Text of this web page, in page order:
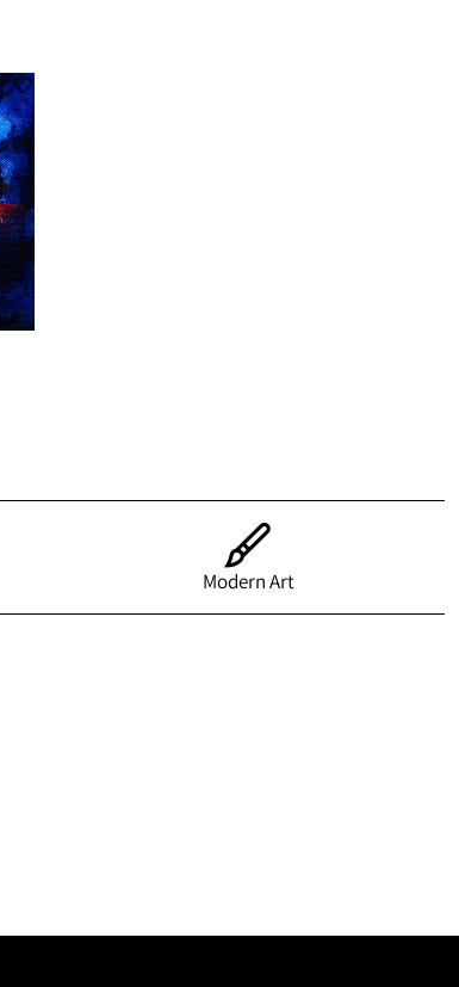
Modern Art